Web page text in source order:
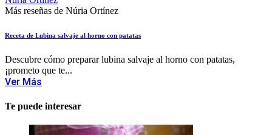
Más reseñas de Núria Ortínez
Receta de Lubina salvaje al horno con patatas
Descubre cómo preparar lubina salvaje al horno con patatas,
¡prometo que te...
Ver Más
Te puede interesar